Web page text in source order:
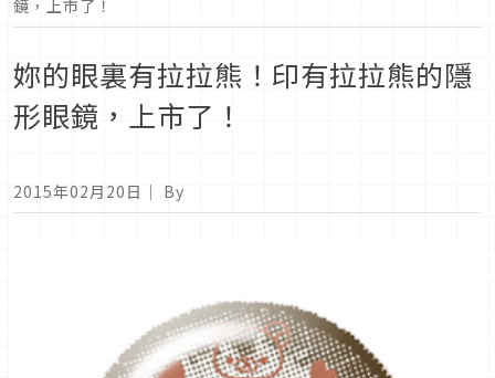
鏡，上市了！
妳的眼裏有拉拉熊！印有拉拉熊的隱
形眼鏡，上市了！
2015年02月20日 ｜ By